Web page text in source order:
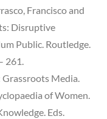
Francisco and
Disruptive
Public. Routledge.
261.
Grassroots Media.
of Women.
Eds.